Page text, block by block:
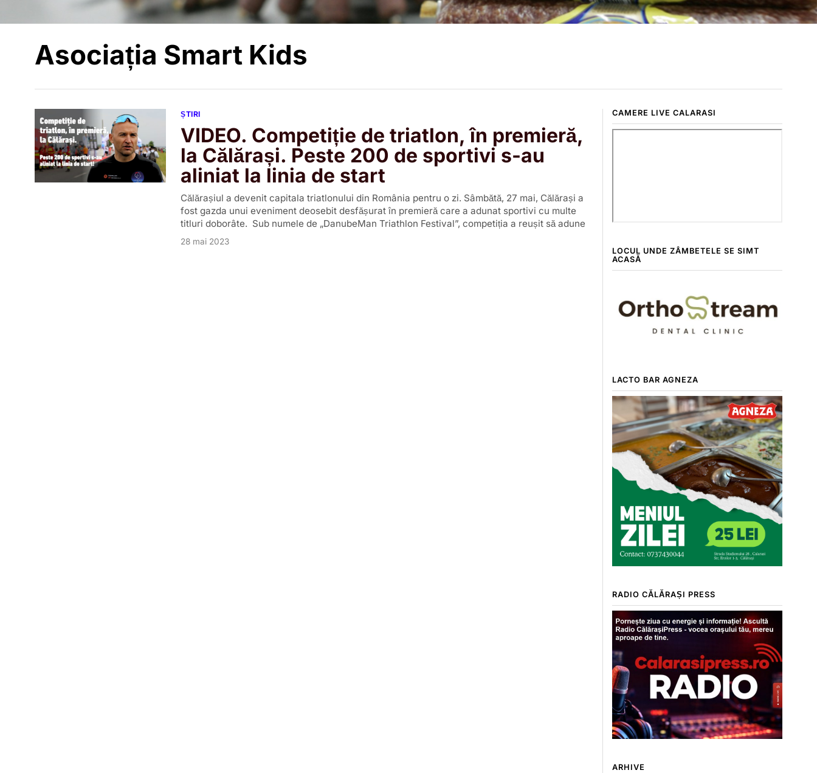
Asociația Smart Kids
ȘTIRI
VIDEO. Competiție de triatlon, în premieră,
la Călărași. Peste 200 de sportivi s-au
aliniat la linia de start
Călărașiul a devenit capitala triatlonului din România pentru o zi. Sâmbătă, 27 mai, Călărași a
fost gazda unui eveniment deosebit desfășurat în premieră care a adunat sportivi cu multe
titluri doborâte. Sub numele de „DanubeMan Triathlon Festival”, competiția a reușit să adune
28 mai 2023
CAMERE LIVE CALARASI
LOCUL UNDE ZÂMBETELE SE SIMT
ACASĂ
LACTO BAR AGNEZA
RADIO CĂLĂRAȘI PRESS
ARHIVE